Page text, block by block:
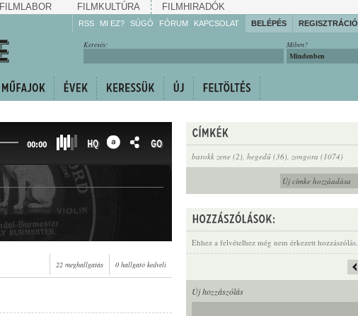
FILMLABOR FILMKULTÚRA FILMHIRADÓK
RSS MI EZ? SÚGÓ
Gyarapítsa!
FÓRUM KAPCSOLAT BELÉPÉS REGISZTRÁCIÓ
Miben?
Mindenben
Keresés:
barokk zene (2), hegedű (36), zongora (1074)
Ehhez a felvételhez még nem érkezett hozzászólás.
Új hozzászólás
00:00 HQ GO
22 meghallgatás 0 hallgató kedveli